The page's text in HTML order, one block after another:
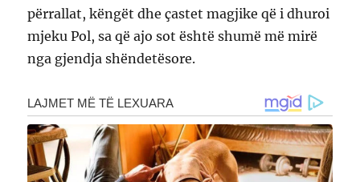
përrallat, këngët dhe çastet magjike që i dhuroi
mjeku Pol, sa që ajo sot është shumë më mirë
nga gjendja shëndetësore.